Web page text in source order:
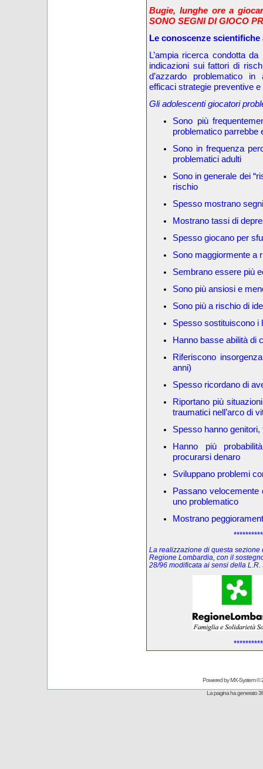
Bugie, lunghe ore a
SONO SEGNI DI GIOCO
Le conoscenze scientifiche
L’ampia ricerca condotta
indicazioni sui fattori di
d’azzardo problematico
efficaci strategie preventive
Gli adolescenti giocatori
Sono più
problematico parrebbe
Sono in frequenza
problematici adulti
Sono in generale dei
rischio
Spesso mostrano
Mostrano tassi di
Spesso giocano per
Sono maggiormente a
Sembrano essere più
Sono più ansiosi e
Sono più a rischio di
Spesso sostituiscono i
Hanno basse abilità di
Riferiscono
anni)
Spesso ricordano di
Riportano più
traumatici nell’arco di
Spesso hanno
Hanno più
procurarsi denaro
Sviluppano problemi
Passano
uno problematico
Mostrano
La realizzazione di questa sezione
Regione Lombardia, con il
28/96 modificata ai sensi della
Powered byMX-System©
La pagina ha generato